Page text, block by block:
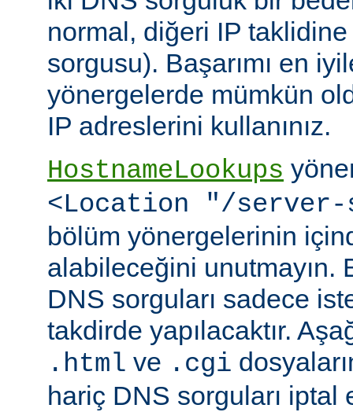
normal, diğeri IP taklidine
sorgusu). Başarımı en
yönergelerde mümkün
IP adreslerini kullanınız.
HostnameLookups
<Location "/
bölüm yönergelerinin
alabileceğini unutmayın.
DNS sorguları sadece
takdirde yapılacaktır.
.html ve .cgi
hariç DNS sorguları iptal